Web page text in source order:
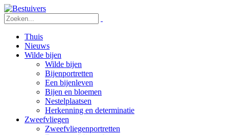
Thuis
Nieuws
Wilde bijen
Wilde bijen
Bijenportretten
Een bijenleven
Bijen en bloemen
Nestelplaatsen
Herkenning en determinatie
Zweefvliegen
Zweefvliegenportretten